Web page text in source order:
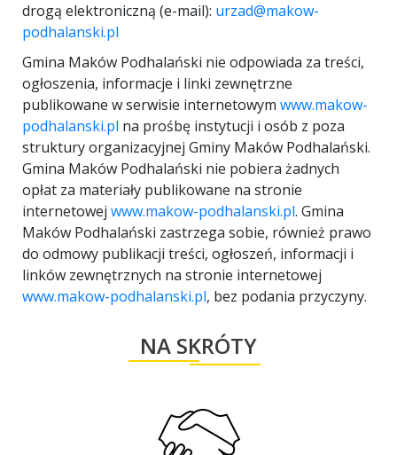
drogą elektroniczną (e-mail): urzad@makow-
podhalanski.pl
Gmina Maków Podhalański nie odpowiada za treści,
ogłoszenia, informacje i linki zewnętrzne
publikowane w serwisie internetowym www.makow-
podhalanski.pl na prośbę instytucji i osób z poza
struktury organizacyjnej Gminy Maków Podhalański.
Gmina Maków Podhalański nie pobiera żadnych
opłat za materiały publikowane na stronie
internetowej www.makow-podhalanski.pl. Gmina
Maków Podhalański zastrzega sobie, również prawo
do odmowy publikacji treści, ogłoszeń, informacji i
linków zewnętrznych na stronie internetowej
www.makow-podhalanski.pl, bez podania przyczyny.
NA SKRÓTY